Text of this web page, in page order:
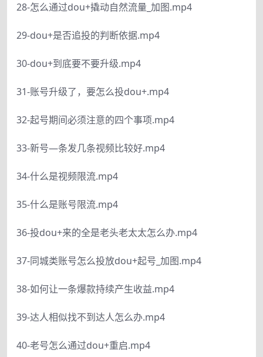
28-怎么通过dou+撬动自然流量_加图.mp4
29-dou+是否追投的判断依据.mp4
30-dou+到底要不要升级.mp4
31-账号升级了，要怎么投dou+.mp4
32-起号期间必须注意的四个事项.mp4
33-新号—条发几条视频比较好.mp4
34-什么是视频限流.mp4
35-什么是账号限流.mp4
36-投dou+来的全是老头老太太怎么办.mp4
37-同城类账号怎么投放dou+起号_加图.mp4
38-如何让一条爆款持续产生收益.mp4
39-达人相似找不到达人怎么办.mp4
40-老号怎么通过dou+重启.mp4